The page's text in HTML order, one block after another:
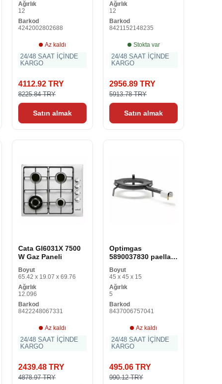
Ağırlık
12
Barkod
4242002802688
Az kaldı
24/48 SAAT İÇİNDE
KARGO
4112.92 TRY
8225.84 TRY
Satın almak
Ağırlık
12
Barkod
8421152148235
Stokta var
24/48 SAAT İÇİNDE
KARGO
2956.89 TRY
5913.78 TRY
Satın almak
Cata GI6031X 7500
W Gaz Paneli
Boyut
65.42 x 19.07 x 69.76
Ağırlık
12.096
Barkod
8422248067331
Az kaldı
24/48 SAAT İÇİNDE
KARGO
2439.48 TRY
4878.97 TRY
Optimgas
5890037830 paella
Boyut
45 x 45 x 15
Ağırlık
5
Barkod
8437006757041
Az kaldı
24/48 SAAT İÇİNDE
KARGO
495.06 TRY
990.12 TRY